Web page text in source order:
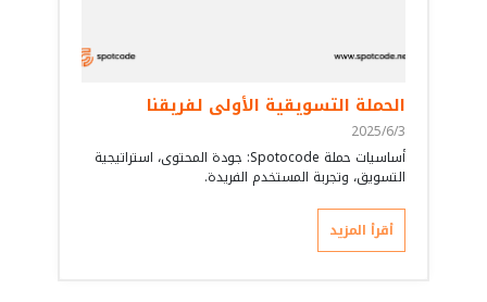
الحملة التسويقية الأولى لفريقنا
2025/6/3
أساسيات حملة Spotocode: جودة المحتوى، استراتيجية
التسويق، وتجربة المستخدم الفريدة.
أقرأ المزيد